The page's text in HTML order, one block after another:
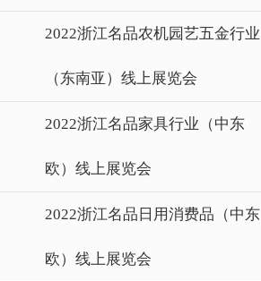
2022浙江名品农机园艺五金行业
（东南亚）线上展览会
2022浙江名品家具行业（中东
欧）线上展览会
2022浙江名品日用消费品（中东
欧）线上展览会